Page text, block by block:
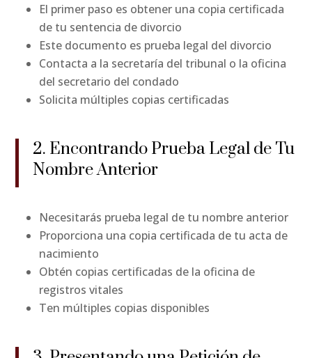
El primer paso es obtener una copia certificada
de tu sentencia de divorcio
Este documento es prueba legal del divorcio
Contacta a la secretaría del tribunal o la oficina
del secretario del condado
Solicita múltiples copias certificadas
2. Encontrando Prueba Legal de Tu
Nombre Anterior
Necesitarás prueba legal de tu nombre anterior
Proporciona una copia certificada de tu acta de
nacimiento
Obtén copias certificadas de la oficina de
registros vitales
Ten múltiples copias disponibles